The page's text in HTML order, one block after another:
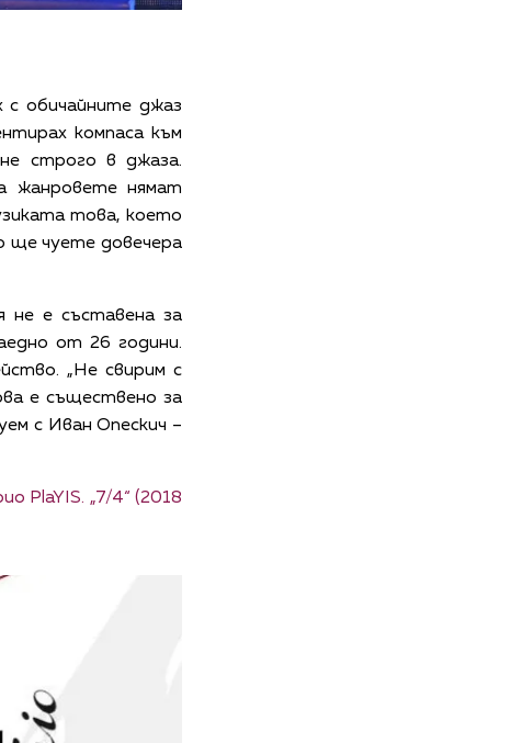
с обичайните джаз
компаса към
строго в джаза.
жанровете нямат
това, което
ще чуете довечера
не е съставена за
от 26 години.
„Не свирим с
е съществено за
с Иван Опескич –
PlaYIS. „7/4“ (2018